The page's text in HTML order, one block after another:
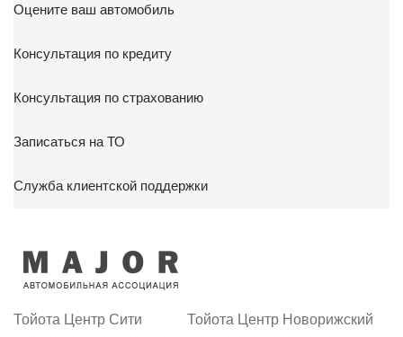
Оцените ваш автомобиль
Консультация по кредиту
Консультация по страхованию
Записаться на ТО
Служба клиентской поддержки
Тойота Центр Сити Тойота Центр Новорижский